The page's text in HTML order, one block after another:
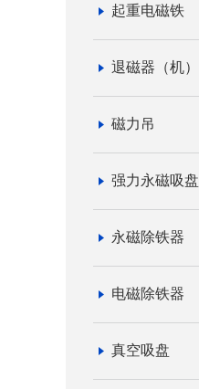
起重电磁铁
退磁器（机）
磁力吊
强力永磁吸盘
永磁除铁器
电磁除铁器
真空吸盘